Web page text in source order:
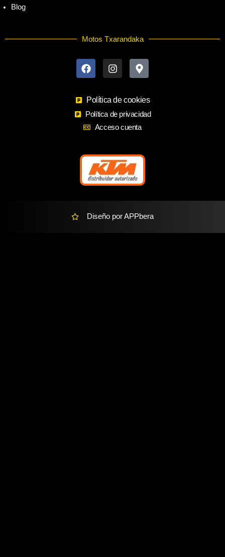
Blog
Motos Txarandaka
a
c
o
o
k
n
s
g
r
a
m
a
p
a
r
k
e
a
Política de cookies
Política de privacidad
Acceso cuenta
Diseño por APPbera